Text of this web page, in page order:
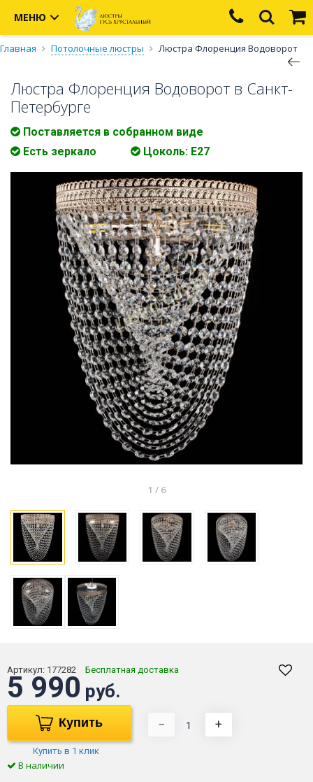
МЕНЮ
Главная Потолочные люстры Люстра Флоренция Водоворот
Люстра Флоренция Водоворот в Санкт-
Петербурге
Поставляется в собранном виде
Есть зеркало
Цоколь: E27
1 / 6
Артикул: 177282 Бесплатная доставка
5 990 руб.
Купить
Купить в 1 клик
− +
В наличии